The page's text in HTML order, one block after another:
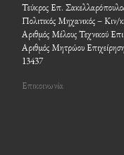
Τεύκρος Επ.
Πολιτικός Μηχανικός –
Αριθμός Μέλους Τεχνικού
Αριθμός Μητρώου
13437
Επικοινωνία